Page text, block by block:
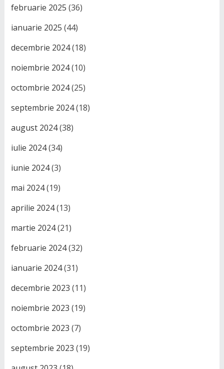
februarie 2025 (36)
ianuarie 2025 (44)
decembrie 2024(18)
noiembrie 2024(10)
octombrie 2024(25)
septembrie 2024(18)
august 2024(38)
iulie 2024(34)
iunie 2024(3)
mai 2024(19)
aprilie 2024(13)
martie 2024(21)
februarie 2024(32)
ianuarie 2024(31)
decembrie 2023 (11)
noiembrie 2023 (19)
octombrie 2023 (7)
septembrie 2023 (19)